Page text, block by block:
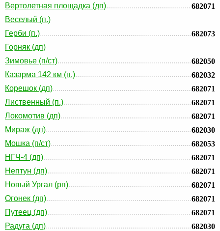
Вертолетная площадка (дп)
682071
Веселый (п.)
Герби (п.)
682073
Горняк (дп)
Зимовье (п/ст)
682050
Казарма 142 км (п.)
682032
Корешок (дп)
682071
Лиственный (п.)
682071
Локомотив (дп)
682071
Мираж (дп)
682030
Мошка (п/ст)
682053
НГЧ-4 (дп)
682071
Нептун (дп)
682071
Новый Ургал (рп)
682071
Огонек (дп)
682071
Путеец (дп)
682071
Радуга (дп)
682030